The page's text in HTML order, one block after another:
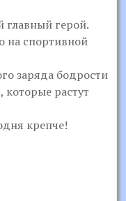
герой.
на спортивной
заряда бодрости
которые растут
крепче!